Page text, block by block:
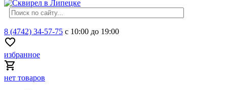
8 (4742) 34-57-75 с 10:00 до 19:00
избранное
нет товаров